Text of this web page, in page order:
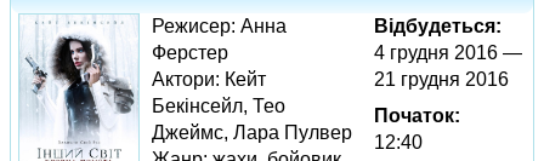
Режисер: Анна
Ферстер
Актори: Кейт
Бекінсейл, Тео
Джеймс, Лара Пулвер
Відбудеться:
4 грудня 2016 —
21 грудня 2016
Початок:
12:40